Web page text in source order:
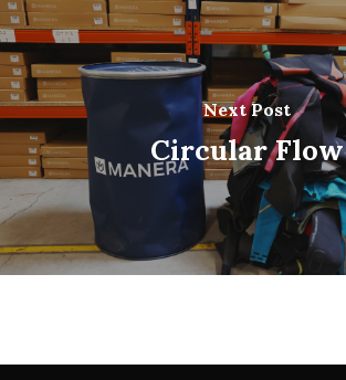
Next Post
Circular Flow